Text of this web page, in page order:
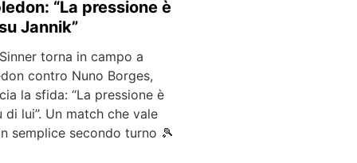
“La pressione è
Jannik”
torna in campo a
contro Nuno Borges,
la sfida: “La pressione è
di lui”. Un match che vale
semplice secondo turno 🎾